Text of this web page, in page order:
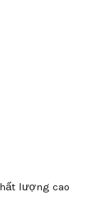
lượng cao